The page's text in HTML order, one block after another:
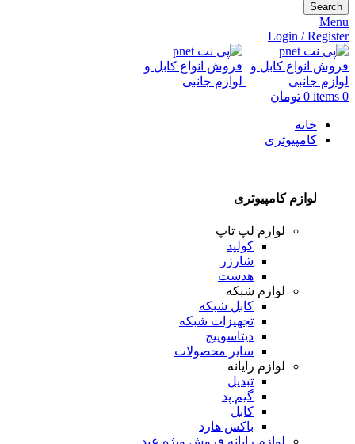
Search
Menu
Login / Register
0
items
0 تومان
خانه
کامپیوتری
لوازم کامپیوتری
لوازم لپ تاپ
کولپد
شارژر
هدست
لوازم شبکه
کابل شبکه
تجهیزات شبکه
دیتاسوییچ
سایر محصولات
لوازم رایانه
تبدیل
گیم پد
کابل
باکس هارد
لوازم رایانه فروش ویژه عید